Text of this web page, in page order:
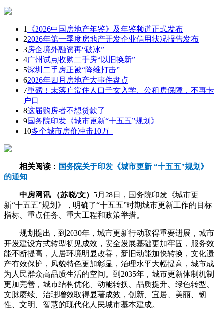
1
《2026中国房地产年鉴》及年鉴频道正式发布
22026年第一季度房地产开发企业信用状况报告发布
3房企境外融资再“破冰”
4广州试点收购二手房“以旧换新”
5深圳二手房正被“降维打击”
62026年四月房地产大事件盘点
7重磅！未落户常住人口子女入学、公租房保障，不再卡
户口
8这届购房者不想贷款了
9国务院印发《城市更新“十五五”规划》
10多个城市房价冲击10万+
相关阅读： 国务院关于印发《城市更新 “十五五”规划》
的通知
中房网讯 （苏晓/文） 5月28日，国务院印发《城市更
新“十五五”规划》，明确了“十五五”时期城市更新工作的目标
指标、重点任务、重大工程和政策举措。
规划提出，到2030年，城市更新行动取得重要进展，城市
开发建设方式转型初见成效，安全发展基础更加牢固，服务效
能不断提高，人居环境明显改善，新旧动能加快转换，文化遗
产有效保护，风貌特色更加彰显，治理水平大幅提高，城市成
为人民群众高品质生活的空间。到2035年，城市更新体制机制
更加完善，城市结构优化、动能转换、品质提升、绿色转型、
文脉赓续、治理增效取得显著成效，创新、宜居、美丽、韧
性、文明、智慧的现代化人民城市基本建成。